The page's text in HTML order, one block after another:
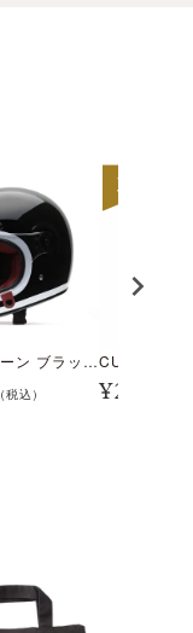
BULLITT レーン ブラック/ホワイト
(税込) ¥28,600